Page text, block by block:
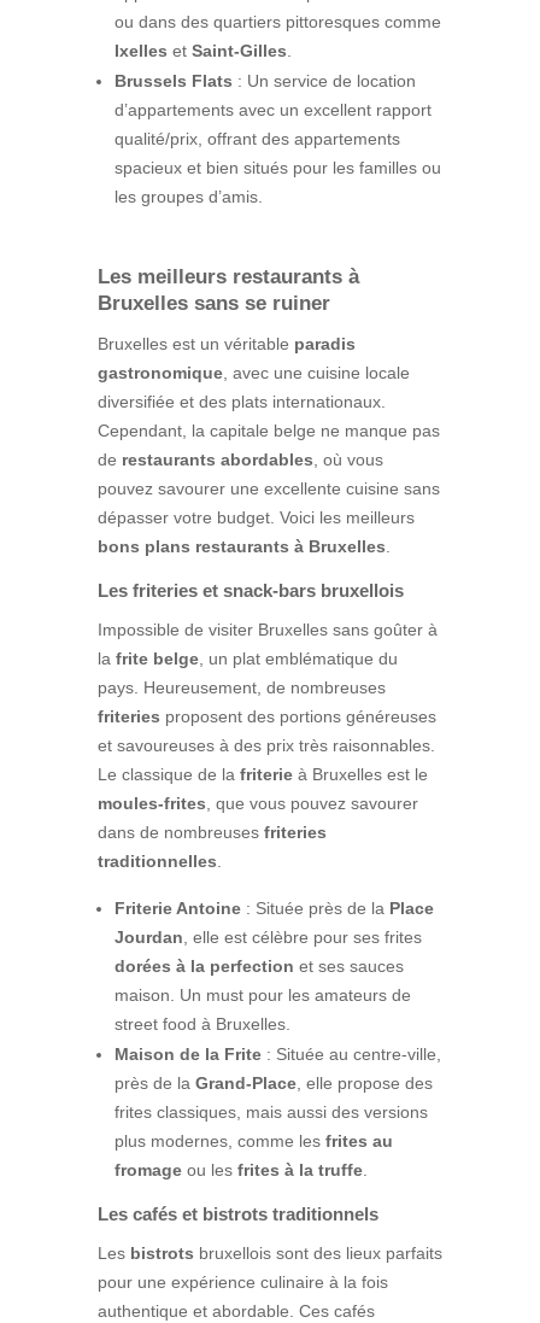
ou dans des quartiers pittoresques comme
Ixelles et Saint-Gilles
Brussels Flats : Un service de location
d’appartements avec un excellent rapport
qualité/prix, offrant des appartements
spacieux et bien situés pour les familles ou
les groupes d’amis.
Les meilleurs restaurants à
Bruxelles sans se ruiner
Bruxelles est un véritable paradis
gastronomique, avec une cuisine locale
diversifiée et des plats internationaux.
Cependant, la capitale belge ne manque pas
de restaurants abordables , où vous
pouvez savourer une excellente cuisine sans
dépasser votre budget. Voici les meilleurs
bons plans restaurants à Bruxelles
Les friteries et snack-bars bruxellois
Impossible de visiter Bruxelles sans goûter à
la frite belge, un plat emblématique du
pays. Heureusement, de nombreuses
friteries proposent des portions généreuses
et savoureuses à des prix très raisonnables.
Le classique de la friterieà Bruxelles est le
moules-frites , que vous pouvez savourer
dans de nombreuses friteries
traditionnelles
Friterie Antoine: Située près de la Place
Jourdan , elle est célèbre pour ses frites
dorées à la perfection et ses sauces
maison. Un must pour les amateurs de
street food à Bruxelles.
Maison de la Frite: Située au centre-ville,
près de la Grand-Place, elle propose des
frites classiques, mais aussi des versions
plus modernes, comme les frites au
fromageou les frites à la truffe.
Les cafés et bistrots traditionnels
Les bistrots bruxellois sont des lieux parfaits
pour une expérience culinaire à la fois
authentique et abordable. Ces cafés